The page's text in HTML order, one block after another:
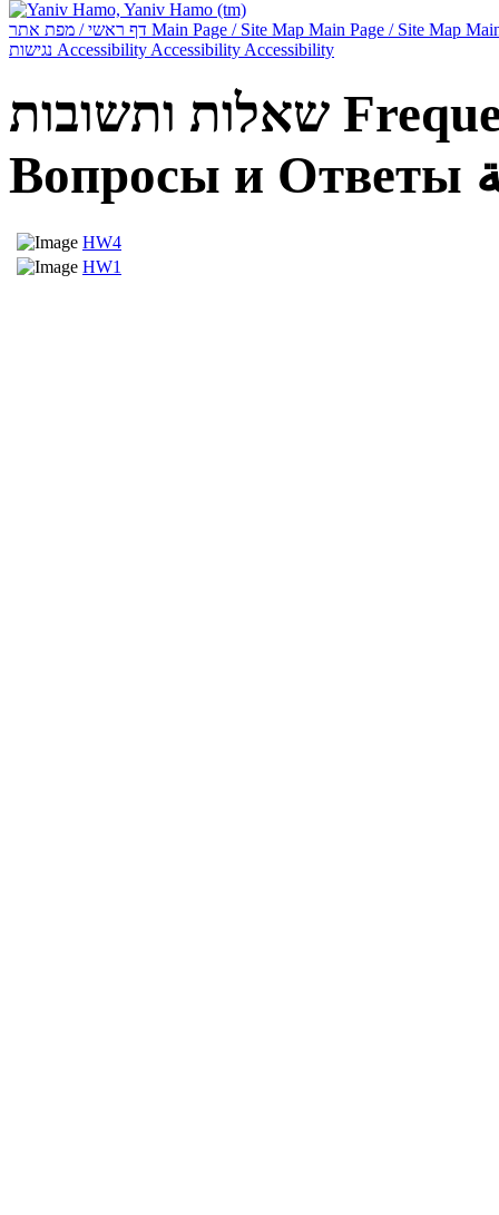
Main Page / Site Map Main Page / Site Map
Accessibility Accessibility Accessibility
שאלות ותשובות
Вопросы и Ответы
HW4
HW1